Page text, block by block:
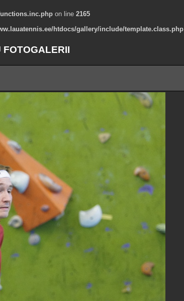
on line 2165
htdocs/gallery/include/template.class.php
FOTOGALERII